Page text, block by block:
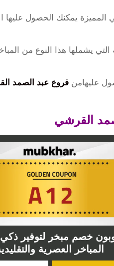
المميزة يمكنك الحصول عليها
التي يشملها هذا النوع من
عليهامن فروع عبد الصمد
القرشي
خصم مبخر لتوفير
المباخر العصرية